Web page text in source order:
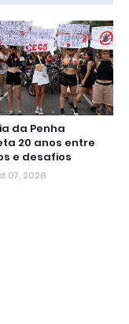
da Penha
20 anos entre
e desafios
07, 2026